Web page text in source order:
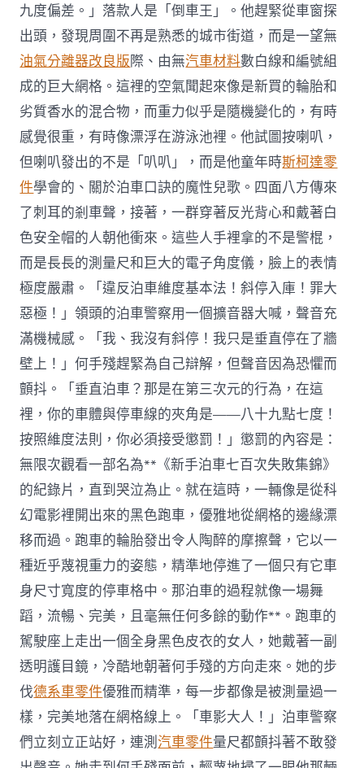
九度偏差。」落款人是「倒車王」。他趕緊從車窗探
出頭，發現周圍不再是熟悉的城市街道，而是一望無
油氣分離器改良版際、由無汽車材料數白線和編號組
成的巨大網格。這裡的空氣聞起來像是新買的輪胎和
劣質香水的混合物，而重力似乎是隨機變化的，有時
感覺很重，有時像漂浮在游泳池裡。他試圖按喇叭，
但喇叭發出的不是「叭叭」，而是他童年時斯柯達零
件學會的、關於泊車口訣的魔性兒歌。四面八方傳來
了刺耳的剎車聲，接著，一群穿著反光背心和戴著白
色安全帽的人朝他衝來。這些人手裡拿的不是警棍，
而是長長的測量尺和巨大的電子角度儀，臉上的表情
極度嚴肅。「違反泊車維度基本法！斜停入庫！罪大
惡極！」領頭的泊車警察用一個擴音器大喊，聲音充
滿機械感。「我、我沒有斜停！我只是垂直停在了牆
壁上！」何手殘趕緊為自己辯解，但聲音因為恐懼而
顫抖。「垂直泊車？那是在第三次元的行為，在這
裡，你的車體與停車線的夾角是——八十九點七度！
按照維度法則，你必須接受懲罰！」懲罰的內容是：
無限次觀看一部名為**《新手泊車七百次失敗集錦》
的紀錄片，直到哭泣為止。就在這時，一輛像是從科
幻電影裡開出來的黑色跑車，優雅地從網格的邊緣漂
移而過。跑車的輪胎發出令人陶醉的摩擦聲，它以一
種近乎蔑視重力的姿態，精準地停進了一個只有它車
身尺寸寬度的停車格中。那泊車的過程就像一場舞
蹈，流暢、完美，且毫無任何多餘的動作**。跑車的
駕駛座上走出一個全身黑色皮衣的女人，她戴著一副
透明護目鏡，冷酷地朝著何手殘的方向走來。她的步
伐德系車零件優雅而精準，每一步都像是被測量過一
樣，完美地落在網格線上。「車影大人！」泊車警察
們立刻立正站好，連測汽車零件量尺都顫抖著不敢發